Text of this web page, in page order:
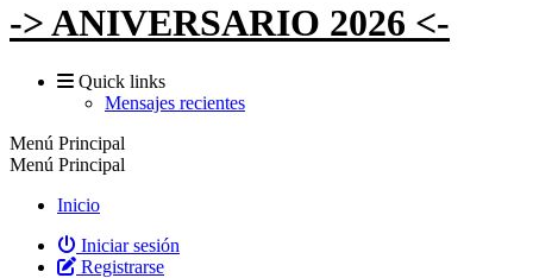
-> ANIVERSARIO 2026 <-
Quick links
Mensajes recientes
Menú Principal
Menú Principal
Inicio
Iniciar sesión
Registrarse